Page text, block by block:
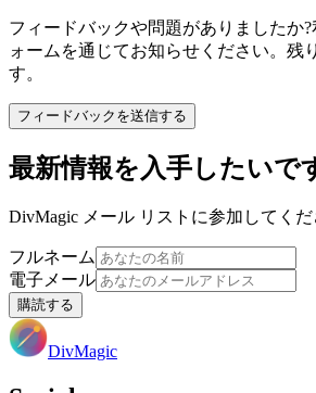
フィードバックや問題がありましたか
ォームを通じてお知らせください。残
す。
フィードバックを送信する
最新情報を入手したいで
DivMagic メール リストに参加してく
フルネーム
電子メール
購読する
DivMagic